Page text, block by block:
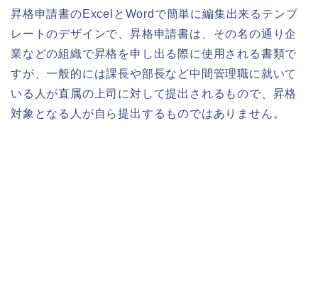
昇格申請書のExcelとWordで簡単に編集出来るテンプ
レートのデザインで、昇格申請書は、その名の通り企
業などの組織で昇格を申し出る際に使用される書類で
すが、一般的には課長や部長など中間管理職に就いて
いる人が直属の上司に対して提出されるもので、昇格
対象となる人が自ら提出するものではありません。